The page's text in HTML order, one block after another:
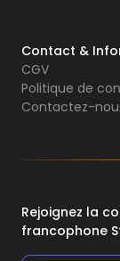
Contact &
CGV
Politique de
Contactez-
Rejoignez la
francophone